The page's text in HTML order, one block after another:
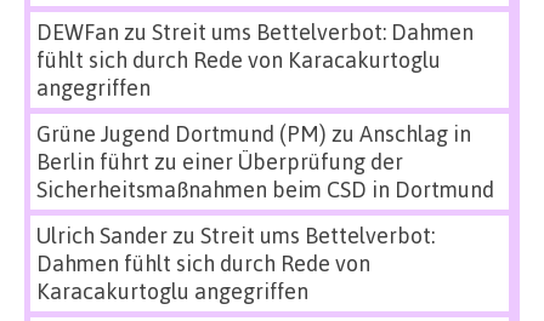
DEWFan zu Streit ums Bettelverbot: Dahmen
fühlt sich durch Rede von Karacakurtoglu
angegriffen
Grüne Jugend Dortmund (PM) zu Anschlag in
Berlin führt zu einer Überprüfung der
Sicherheitsmaßnahmen beim CSD in Dortmund
Ulrich Sanderzu Streit ums Bettelverbot:
Dahmen fühlt sich durch Rede von
Karacakurtoglu angegriffen